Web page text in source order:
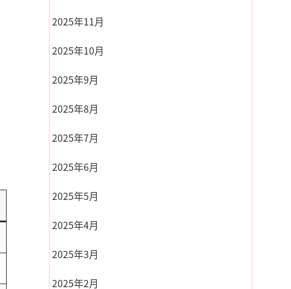
2025年11月
2025年10月
2025年9月
2025年8月
2025年7月
2025年6月
2025年5月
2025年4月
2025年3月
2025年2月